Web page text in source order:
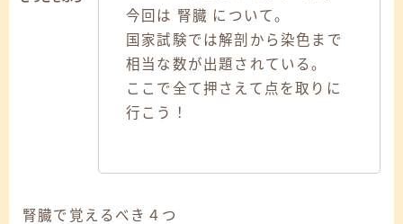
今回は 腎臓 について。
国家試験では解剖から染色まで
相当な数が出題されている。
ここで全て押さえて点を取りに
行こう！
腎臓で覚えるべき４つ